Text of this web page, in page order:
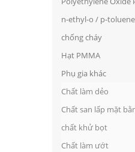
n-ethyl-o / p-
chống cháy
Hạt PMMA
Phụ gia khác
Chất làm dẻo
Chất san lấp mặt
chất khử bọt
Chất làm ướt